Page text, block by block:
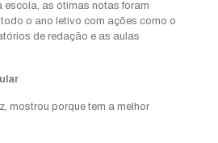
escola, as ótimas notas foram
o ano letivo com ações como o
de redação e as aulas
mostrou porque tem a melhor